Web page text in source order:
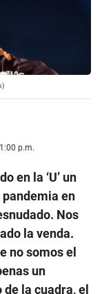
p.m.
en la ‘U’ un
en
Nos
la venda.
no somos el
un
la cuadra, el